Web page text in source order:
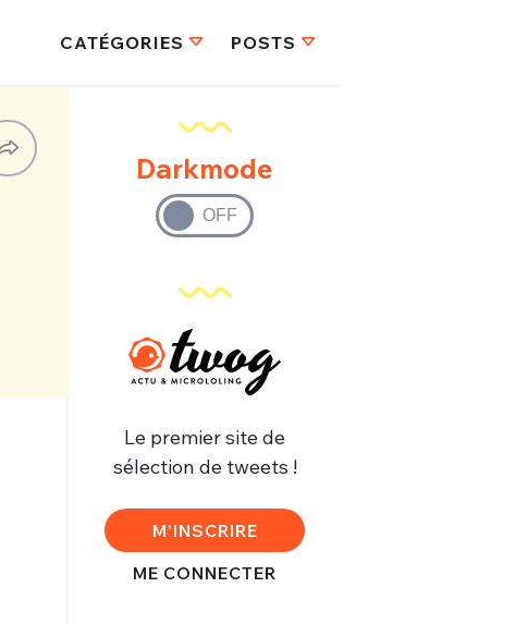
CATÉGORIES POSTS
Darkmode
Le premier site de
sélection de tweets !
M'INSCRIRE
ME CONNECTER